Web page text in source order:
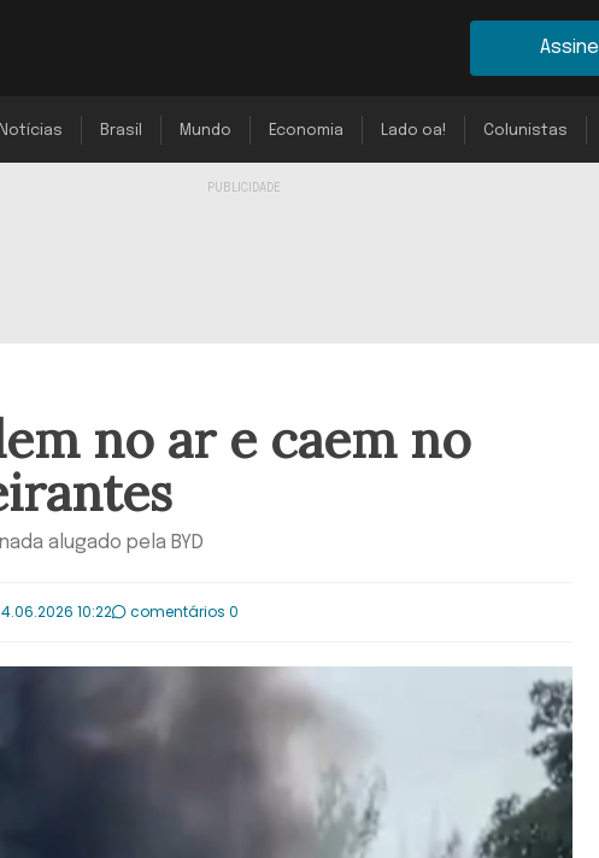
Assine
Brasil Mundo Economia Lado oa! Colunistas
no ar e caem no
alugado pela BYD
10:22 comentários 0